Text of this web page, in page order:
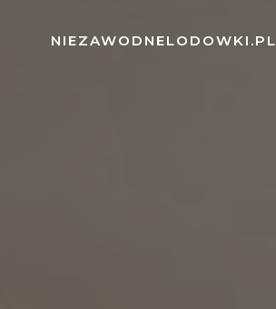
NIEZAWODNELODOWKI.PL